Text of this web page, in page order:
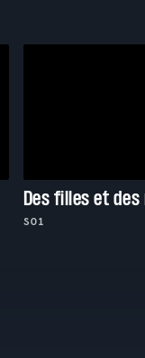
Des filles et
S01